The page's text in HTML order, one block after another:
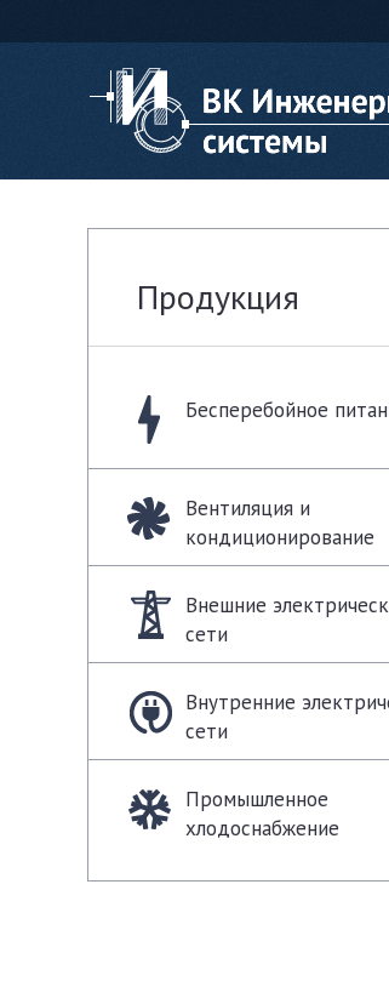
Продукция
Бесперебойное
Вентиляция и
кондиционирование
Внешние
сети
Внутренние
сети
Промышленное
хлодоснабжение